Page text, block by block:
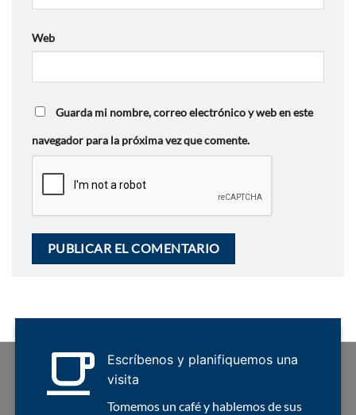
Web
Guarda mi nombre, correo electrónico y web en este
navegador para la próxima vez que comente.
Escríbenos y planifiquemos una
visita
Tomemos un café y hablemos de sus